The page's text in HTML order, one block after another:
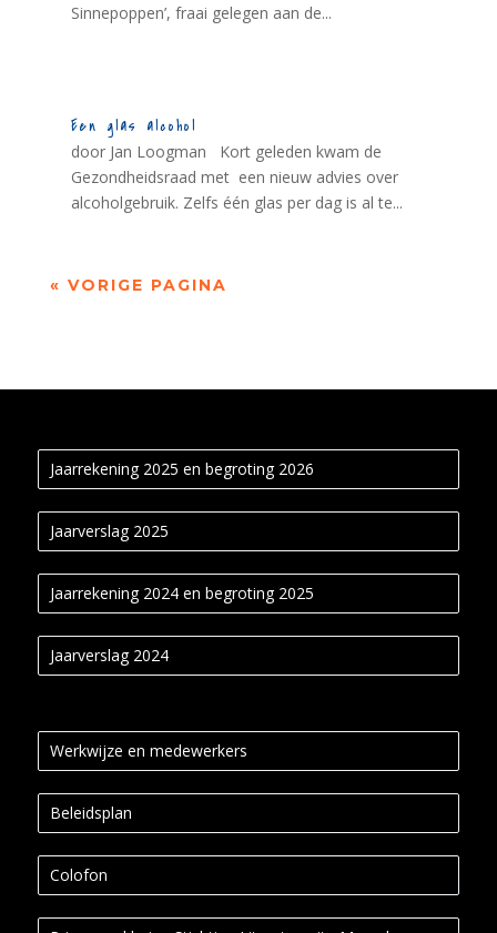
Sinnepoppen’, fraai gelegen aan de...
Een glas alcohol
door Jan Loogman Kort geleden kwam de
Gezondheidsraad met een nieuw advies over
alcoholgebruik. Zelfs één glas per dag is al te...
« VORIGE PAGINA
Jaarrekening 2025 en begroting 2026
Jaarverslag 2025
Jaarrekening 2024 en begroting 2025
Jaarverslag 2024
Werkwijze en medewerkers
Beleidsplan
Colofon